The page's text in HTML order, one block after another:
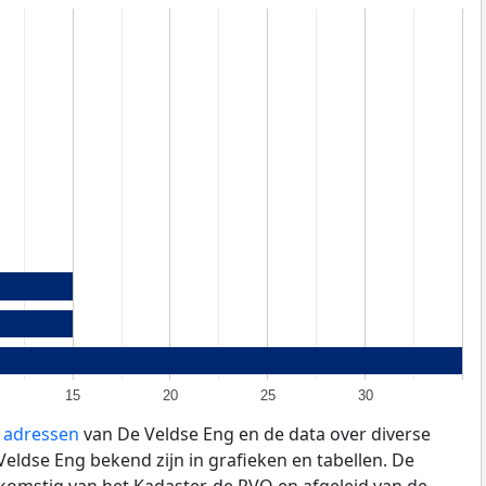
15 20 25 30
van De Veldse Eng en de data over diverse
Eng bekend zijn in grafieken en tabellen. De